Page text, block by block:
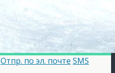
Отпр. по эл. почте SMS